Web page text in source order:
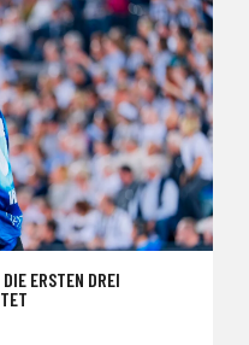
ERSTEN DREI